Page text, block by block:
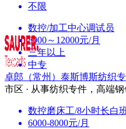
不限
数控/加工中心调试员
8000～12000元/月
三年以上
中专
卓郎（常州）泰斯博斯纺织
市区 · 从事纺织专件，高端
数控磨床工/8小时长白
6000-8000元/月